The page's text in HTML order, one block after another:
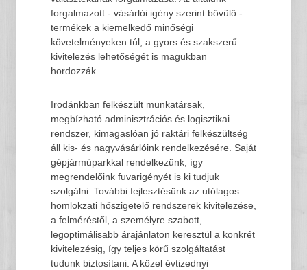
forgalmazott - vásárlói igény szerint bővülő -
termékek a kiemelkedő minőségi
követelményeken túl, a gyors és szakszerű
kivitelezés lehetőségét is magukban
hordozzák.
Irodánkban felkészült munkatársak,
megbízható adminisztrációs és logisztikai
rendszer, kimagaslóan jó raktári felkészültség
áll kis- és nagyvásárlóink rendelkezésére. Saját
gépjárműparkkal rendelkezünk, így
megrendelőink fuvarigényét is ki tudjuk
szolgálni. További fejlesztésünk az utólagos
homlokzati hőszigetelő rendszerek kivitelezése,
a felméréstől, a személyre szabott,
legoptimálisabb árajánlaton keresztül a konkrét
kivitelezésig, így teljes körű szolgáltatást
tudunk biztosítani. A közel évtizednyi